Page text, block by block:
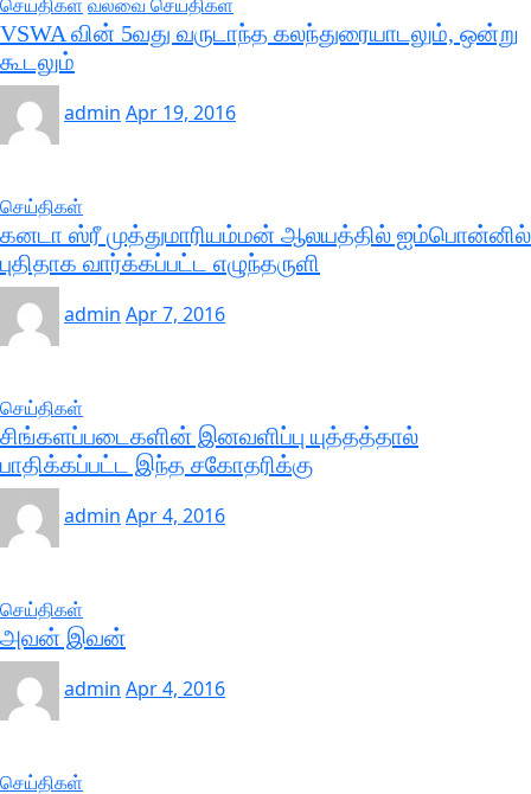
VSWA வின் 5வது வருடாந்த கலந்துரையாடலும், ஒன்று
கூடலும்
admin Apr 19, 2016
செய்திகள்
கனடா ஸ்ரீ முத்துமாரியம்மன் ஆலயத்தில் ஐம்பொன்னில்
புதிதாக வார்க்கப்பட்ட எழுந்தருளி
admin Apr 7, 2016
செய்திகள்
சிங்களப்படைகளின் இனவளிப்பு யுத்தத்தால்
பாதிக்கப்பட்ட இந்த சகோதரிக்கு
admin Apr 4, 2016
செய்திகள்
அவன் இவன்
admin Apr 4, 2016
செய்திகள்